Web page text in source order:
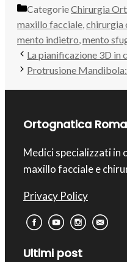
CategorieChirurgia
maxillo facciale chirurgia
mento indietro mento
La pianificazione 3D in
Protrusione Mandibola:
Ortognatica Roma
Medici specializzati
maxillo facciale e
Privacy Policy
Ultimi post